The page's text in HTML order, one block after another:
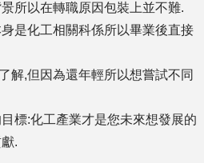
所以在轉職原因包裝上並不難.
是化工相關科係所以畢業後直接
解,但因為還年輕所以想嘗試不同
標:化工產業才是您未來想發展的
.